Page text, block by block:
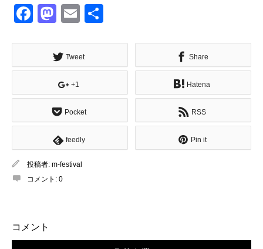
Facebook
Mastodon
Email
Tweet Share
+1 Hatena
Pocket RSS
feedly Pin it
投稿者: m-festival
コメント: 0
コメント